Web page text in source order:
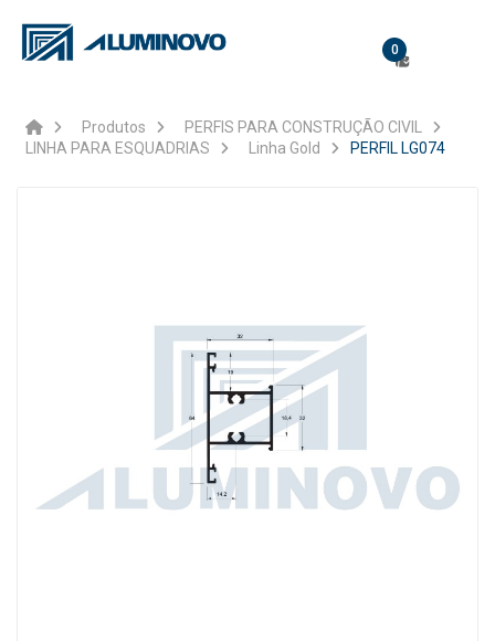
0
Produtos
PERFIS PARA CONSTRUÇÃO CIVIL
LINHA PARA ESQUADRIAS
Linha Gold PERFIL LG074